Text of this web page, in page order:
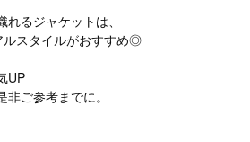
るジャケットは、
ルスタイルがおすすめ◎
UP
ご参考までに。